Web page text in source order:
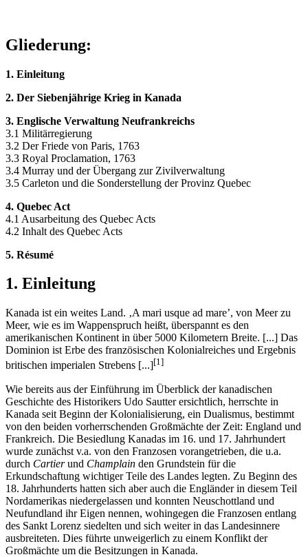
Gliederung:
1. Einleitung
2. Der Siebenjährige Krieg in Kanada
3. Englische Verwaltung Neufrankreichs
3.1 Militärregierung
3.2 Der Friede von Paris, 1763
3.3 Royal Proclamation, 1763
3.4 Murray und der Übergang zur Zivilverwaltung
3.5 Carleton und die Sonderstellung der Provinz Quebec
4. Quebec Act
4.1 Ausarbeitung des Quebec Acts
4.2 Inhalt des Quebec Acts
5. Résumé
1. Einleitung
Kanada ist ein weites Land. ‚A mari usque ad mare’, von Meer zu
Meer, wie es im Wappenspruch heißt, überspannt es den
amerikanischen Kontinent in über 5000 Kilometern Breite. [...] Das
Dominion ist Erbe des französischen Kolonialreiches und Ergebnis
britischen imperialen Strebens [...] [1]
Wie bereits aus der Einführung im Überblick der kanadischen
Geschichte des Historikers Udo Sautter ersichtlich, herrschte in
Kanada seit Beginn der Kolonialisierung, ein Dualismus, bestimmt
von den beiden vorherrschenden Großmächte der Zeit: England und
Frankreich. Die Besiedlung Kanadas im 16. und 17. Jahrhundert
wurde zunächst v.a. von den Franzosen vorangetrieben, die u.a.
durch Cartierund Champlain den Grundstein für die
Erkundschaftung wichtiger Teile des Landes legten. Zu Beginn des
18. Jahrhunderts hatten sich aber auch die Engländer in diesem Teil
Nordamerikas niedergelassen und konnten Neuschottland und
Neufundland ihr Eigen nennen, wohingegen die Franzosen entlang
des Sankt Lorenz siedelten und sich weiter in das Landesinnere
ausbreiteten. Dies führte unweigerlich zu einem Konflikt der
Großmächte um die Besitzungen in Kanada.